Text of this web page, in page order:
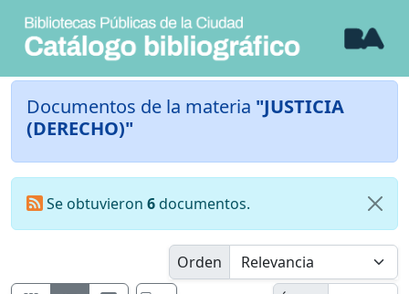
Documentos de la materia "JUSTICIA
(DERECHO)"
Se obtuvieron 6documentos.
Orden